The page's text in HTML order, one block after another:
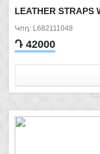
LEATHER STRAPS
Կոդ: L682111048
Դ 42000